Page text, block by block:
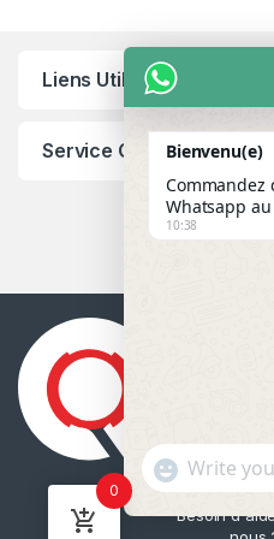
Liens Utiles
Service Client
Besoin
0
Bienvenu(e)
Commandez
Whatsapp
10:38
"
+
c
WhatsApp